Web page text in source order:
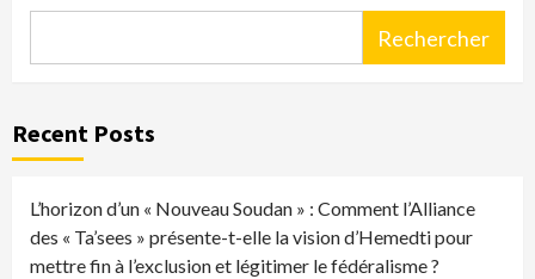
Rechercher
Recent Posts
L’horizon d’un « Nouveau Soudan » : Comment l’Alliance
des « Ta’sees » présente-t-elle la vision d’Hemedti pour
mettre fin à l’exclusion et légitimer le fédéralisme ?